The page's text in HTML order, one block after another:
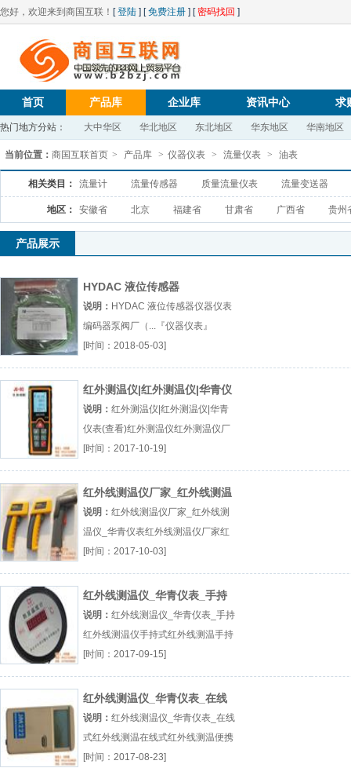
您好，欢迎来到商国互联！ [登陆 ] [免费注册 ] [密码找回 ]
首页 产品库 企业库 资讯中心 求
热门地方分站： 大中华区 华北地区 东北地区 华东地区 华南地区
当前位置： 商国互联首页 > 产品库 > 仪器仪表 > 流量仪表 > 油表
相关类目： 流量计 流量传感器 质量流量仪表 流量变送器
地区： 安徽省 北京 福建省 甘肃省 广西省 贵州
产品展示
HYDAC 液位传感器
说明： HYDAC 液位传感器仪器仪表
编码器泵阀厂（...『仪器仪表』
[时间：2018-05-03]
红外测温仪|红外测温仪|华青仪
表(查看)
说明： 红外测温仪|红外测温仪|华青
仪表(查看)红外测温仪红外测温仪厂
家红外测温仪测温厂（...『红外测温
仪』
[时间：2017-10-19]
红外线测温仪厂家_红外线测温
仪_华青仪表
说明： 红外线测温仪厂家_红外线测
温仪_华青仪表红外线测温仪厂家红
外线测温仪设备在线式红外测温仪厂
（...『红外线测温仪厂家』
[时间：2017-10-03]
红外线测温仪_华青仪表_手持
红外线测温仪
说明： 红外线测温仪_华青仪表_手持
红外线测温仪手持式红外线测温手持
红外线测温仪在线式红外测温仪厂
（...『手持式红外线测温』
[时间：2017-09-15]
红外线测温仪_华青仪表_在线
式红外线测温
说明： 红外线测温仪_华青仪表_在线
式红外线测温在线式红外线测温便携
式红外线测温便携式红外线测温厂
[时间：2017-08-23]